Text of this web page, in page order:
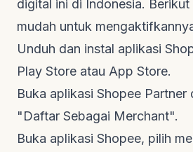
digital ini di Indonesia.
mudah untuk
Unduh dan instal aplikasi
Play Store atau App Store.
Buka aplikasi Shopee Partner
"Daftar Sebagai Merchant".
Buka aplikasi Shopee, pilih